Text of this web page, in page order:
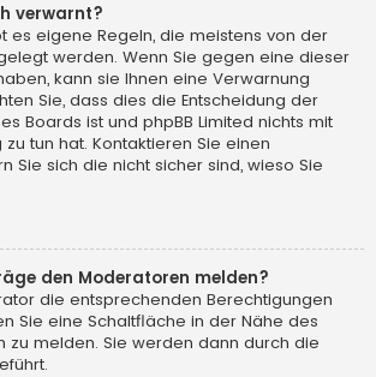
verwarnt?
es eigene Regeln, die meistens von der
werden. Wenn Sie gegen eine dieser
kann sie Ihnen eine Verwarnung
Sie, dass dies die Entscheidung der
Boards ist und phpBB Limited nichts mit
tun hat. Kontaktieren Sie einen
Sie sich die nicht sicher sind, wieso Sie
den Moderatoren melden?
die entsprechenden Berechtigungen
Sie eine Schaltfläche in der Nähe des
zu melden. Sie werden dann durch die